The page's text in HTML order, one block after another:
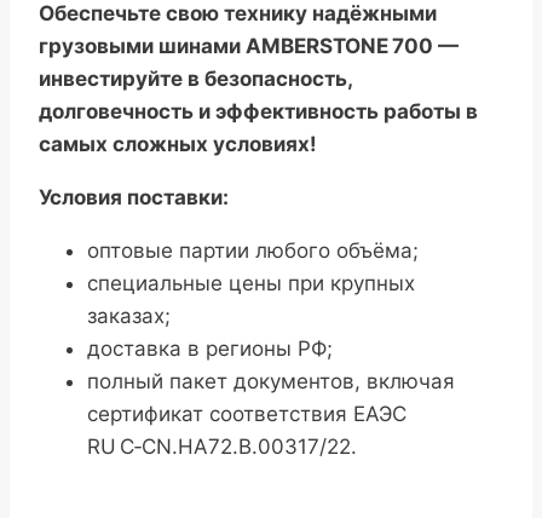
Обеспечьте свою технику надёжными
грузовыми шинами AMBERSTONE 700 —
инвестируйте в безопасность,
долговечность и эффективность работы в
самых сложных условиях!
Условия поставки:
оптовые партии любого объёма;
специальные цены при крупных
заказах;
доставка в регионы РФ;
полный пакет документов, включая
сертификат соответствия ЕАЭС
RU С‑CN.НА72.В.00317/22.